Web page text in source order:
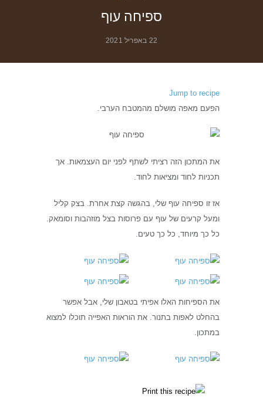
ספיחה עוף
22 באפריל 2021
Jump to recipe
הפעם מאפה מושלם מהמטבח הערבי.
את המתכון הזה רציתי לשתף לפני יום העצמאות. אך
תכניות לחוד ומציאות לחוד.
אז זו ספיחה עוף שלי, בהגשה קצת אחרת. בצק קליל
ומעל קרעים של עוף עם פרוסות בצל מוזהבות וסומאק.
כל כך מיוחד, כל כך טעים.
את הספיחות האלו אפיתי בטאבון שלי, אבל אפשר
בהחלט לאפות בתנור. את הוראות האפייה תוכלו למצוא
במתכון.